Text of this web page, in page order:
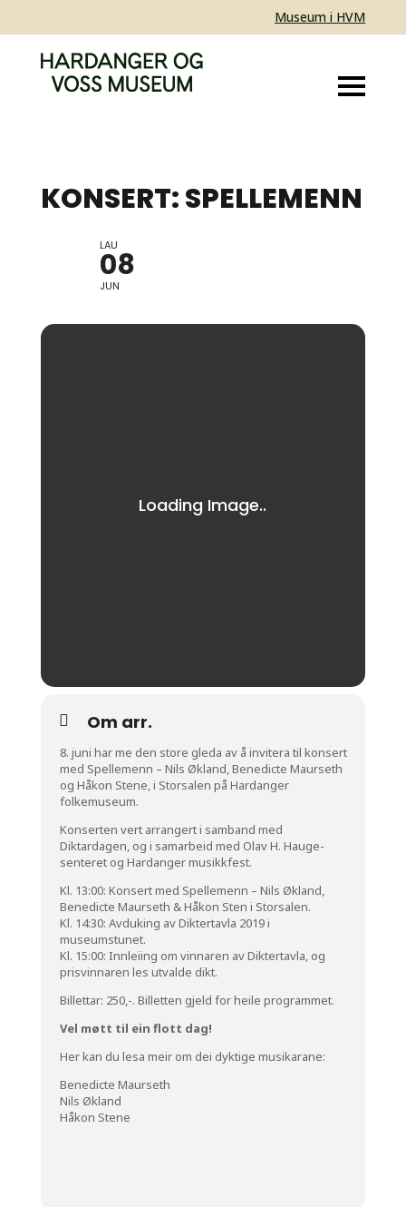
Museum i HVM
KONSERT: SPELLEMENN
LAU
08
JUN
Om arr.
8. juni har me den store gleda av å invitera til konsert
med Spellemenn – Nils Økland, Benedicte Maurseth
og Håkon Stene, i Storsalen på Hardanger
folkemuseum.
Konserten vert arrangert i samband med
Diktardagen, og i samarbeid med Olav H. Hauge-
senteret og Hardanger musikkfest.
Kl. 13:00: Konsert med Spellemenn – Nils Økland,
Benedicte Maurseth & Håkon Sten i Storsalen.
Kl. 14:30: Avduking av Diktertavla 2019 i
museumstunet.
Kl. 15:00: Innleiing om vinnaren av Diktertavla, og
prisvinnaren les utvalde dikt.
Billettar: 250,-. Billetten gjeld for heile programmet.
Vel møtt til ein flott dag!
Her kan du lesa meir om dei dyktige musikarane:
Benedicte Maurseth
Nils Økland
Håkon Stene